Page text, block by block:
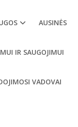
AUSINĖS
IR SAUGOJIMUI
VADOVAI